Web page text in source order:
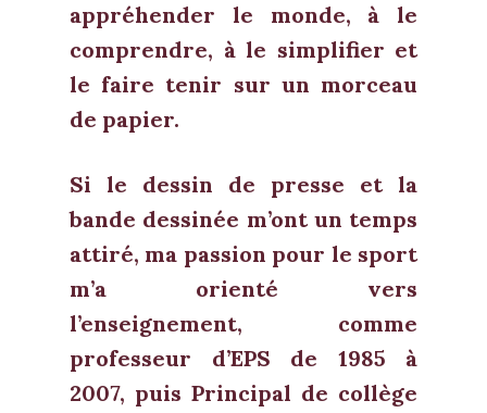
appréhender le monde, à le
comprendre, à le simplifier et
le faire tenir sur un morceau
de papier.
Si le dessin de presse et la
bande dessinée m’ont un temps
attiré, ma passion pour le sport
m’a orienté vers
l’enseignement, comme
professeur d’EPS de 1985 à
2007, puis Principal de collège